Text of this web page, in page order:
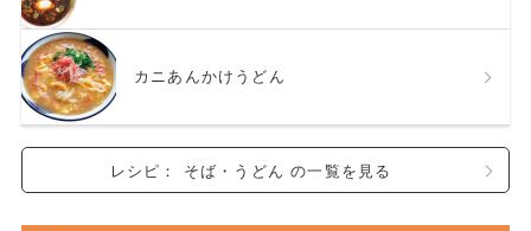
カニあんかけうどん
レシピ： そば・うどん の一覧を見る